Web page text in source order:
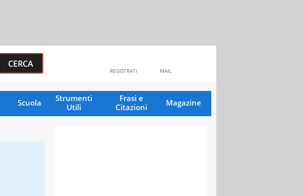
MAIL
REGISTRATI
Scuola
Strumenti
Utili
Frasi e
Citazioni
Magazine